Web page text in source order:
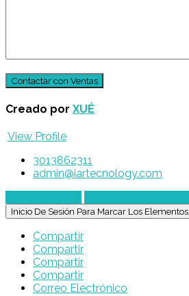
Creado por XUÉ
View Profile
3013862311
admin@iartecnology.com
Inicio De Sesión Para Marcar Los Elementos
Compartir
Compartir
Compartir
Compartir
Correo Electrónico